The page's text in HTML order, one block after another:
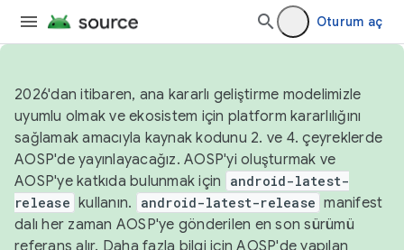
Oturum aç
2026'dan itibaren, ana kararlı geliştirme modelimizle
uyumlu olmak ve ekosistem için platform kararlılığını
sağlamak amacıyla kaynak kodunu 2. ve 4. çeyreklerde
AOSP'de yayınlayacağız. AOSP'yi oluşturmak ve
AOSP'ye katkıda bulunmak için
android-latest-
release kullanın. android-latest-release manifest
dalı her zaman AOSP'ye gönderilen en son sürümü
referans alır. Daha fazla bilgi içinAOSP'de yapılan